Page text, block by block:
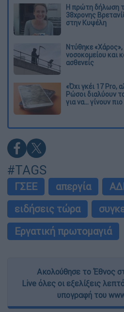
Η πρώτη δήλωση
38χρονης
στην Κυψέλη
Ντύθηκε
νοσοκομείου και
ασθενείς
«Όχι γκέι 17 Pro,
Ρώσοι διαλύουν
για να... γίνουν
#TAGS
ΓΣΕΕ απεργία
ειδήσεις τώρα
Εργατική πρωτομαγιά
Ακολούθησε το Έθνος
Live όλες οι εξελίξεις
υπογραφή του